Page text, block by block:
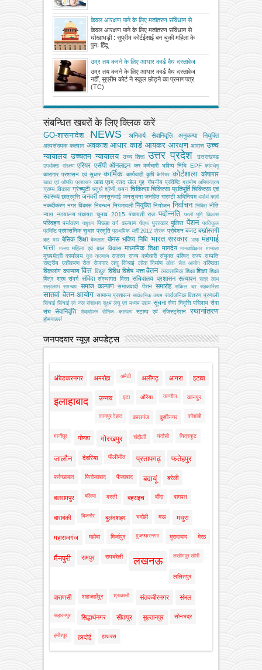
केवल आरक्षण पाने के लिए मतांतरण संविधान से
धोखाधड़ी : सुप्रीम कोर्ट
केवल आरक्षण पाने के लिए मतांतरण संविधान से
धोखाधड़ी : सुप्रीम कोर्टईसाई बन चुकी महिला के
पुनः हिंदू
उम्र तय करने के लिए आधार कार्ड वैध दस्तावेज
नहीं, सुप्रीम कोर्ट ने स्कूल छोड़ने का प्रमाणपत्र
(TC) को ही बताया आधिकारिक दस्तावेज
उम्र तय करने के लिए आधार कार्ड वैध दस्तावेज
नहीं, सुप्रीम कोर्ट ने स्कूल छोड़ने का प्रमाणपत्र
(TC)
संबन्धित खबरों के लिए क्लिक करें
GO-शासनादेश NEWS अनिवार्य सेवानिवृत्ति अनुकम्पा नियुक्ति
अल्‍पसंख्‍यक कल्‍याण अवकाश आधार कार्ड आयकर आरक्षण आवास उच्च
न्यायालय उच्चतम न्यायालय उच्‍च शिक्षा उत्तर प्रदेश उत्तराखण्ड
उपभोक्‍ता संरक्षण एरियर एसीपी ऑनलाइन कर कर्मचारी भविष्य निधि EPF कामधेनु
कारागार प्रशासन एवं सुधार कार्मिक कार्यवाही कृषि कैरियर कोर्टशाला कोषागार
खाद्य एवं औषधि प्रशासन खाद्य एवम् रसद खेल गृह गोपनीय प्रविष्टि ग्रामीण अभियन्‍त्रण
ग्राम्य विकास ग्रेच्युटी चतुर्थ श्रेणी चयन चिकित्सा चिकित्सा प्रतिपूर्ति चिकित्‍सा एवं
स्वास्थ्य छात्रवृत्ति जनवरी जनसुनवाई जनसूचना जनहित गारण्टी अधिनियम धर्मार्थ कार्य
नकदीकरण नगर विकास निबन्‍धन नियमावली नियुक्ति नियोजन निर्वाचन निविदा नीति
न्याय न्यायालय पंचायत चुनाव 2015 पंचायती राज पदोन्नति परती भूमि विकास
परिवहन पर्यावरण पशुधन पिछड़ा वर्ग कल्‍याण पीएफ पुरस्कार पुलिस पेंशन
प्रतिकूल
प्रविष्टि प्रशासनिक सुधार प्रसूति प्राथमिक भर्ती 2012 प्रेरक प्रोबेशन बजट बर्खास्तगी
बाट माप बेसिक शिक्षा बैकलाग बोनस भविष्य निधि भारत सरकार भाषा मंहगाई
भत्ता
मत्‍स्‍य महिला एवं बाल विकास माध्यमिक शिक्षा मानदेय मानवाधिकार मान्यता
मुख्‍यमंत्री कार्यालय युवा कल्याण राजस्व राज्य कर्मचारी संयुक्त परिषद राज्य सम्पत्ति
राष्ट्रीय एकीकरण रोक रोजगार लघु सिंचाई लोक निर्माण लोक सेवा आयोग वरिष्ठता
विकलांग कल्याण वित्त विद्युत विविध विशेष भत्ता वेतन व्‍यवसायिक शिक्षा शिक्षा शिक्षा
मित्र श्रम संवर्ग संविदा संस्‍थागत वित्‍त सचिवालय प्रशासन सत्यापन सत्र लाभ
सत्रलाभ
समन्वय समाज कल्याण समाजवादी पेंशन समारोह सर्किल दर सहकारिता
सातवां वेतन आयोग सामान्य प्रशासन सार्वजनिक उद्यम सार्वजनिक वितरण प्रणाली
सिंचाई सिंचाई एवं जल संसाधन सूक्ष्म लघु एवं मध्यम उद्यम सूचना सेवा निवृत्ति परिलाभ सेवा
संघ
सेवानिवृत्ति सेवायोजन सैनिक कल्‍याण स्टाम्प एवं रजिस्ट्रेशन स्थानांतरण
होमगाडर्स
जनपदवार न्यूज़ अपडेट्स
अंबेडकरनगर अमरोहा अमेठी अलीगढ़ आगरा इटावा
इलाहाबाद उन्नाव एटा औरैया कन्नौज कानपुर
कानपुर देहात कासगंज कुशीनगर कौशांबी
गाजीपुर गोण्डा गोरखपुर चंदौली चंदौसी चित्रकूट
जालौन देवरिया पीलीभीत प्रतापगढ़ फतेहपुर
फर्रुखाबाद फिरोजाबाद फैजाबाद बदायूं बरेली
बलरामपुर बलिया बस्ती बहराइच बाँदा बागपत
बाराबंकी बिजनौर बुलंदशहर भदोही मऊ मथुरा
महाराजगंज महोबा मिर्जापुर मुजफ्फरनगर मुरादाबाद मेरठ
मैनपुरी रामपुर रायबरेली लखनऊ लखीमपुर खीरी
ललितपुर
वाराणसी शाहजहाँपुर श्रावस्ती संतकबीरनगर संभल
सहारनपुर सिद्धार्थनगर सीतापुर सुल्तानपुर सोनभद्र
हमीरपुर हरदोई हाथरस